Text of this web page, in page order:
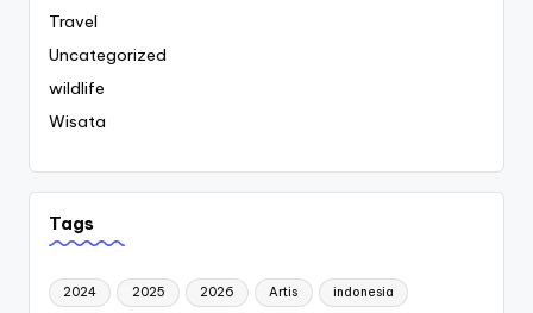
Travel
Uncategorized
wildlife
Wisata
Tags
2024 2025 2026 Artis indonesia